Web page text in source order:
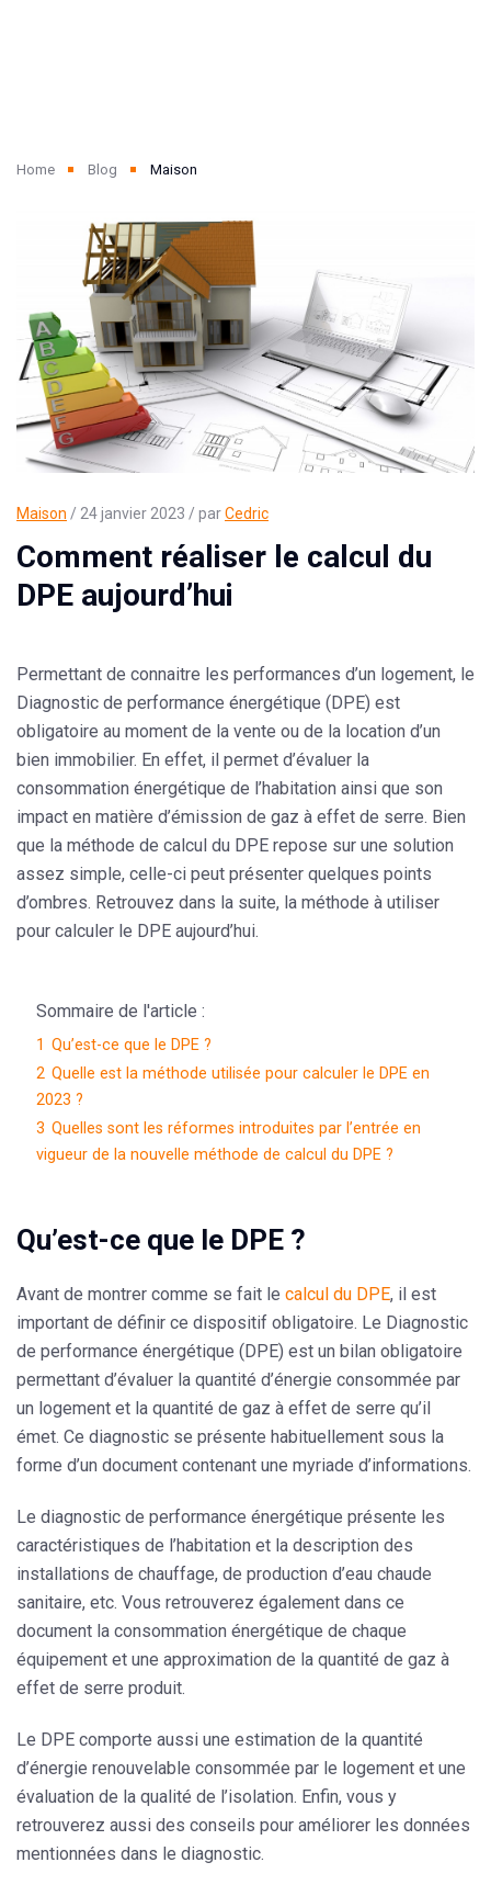
Home Blog Maison
Maison / 24 janvier 2023 / parCedric
Comment réaliser le calcul du
DPE aujourd’hui
Permettant de connaitre les performances d’un logement, le
Diagnostic de performance énergétique (DPE) est
obligatoire au moment de la vente ou de la location d’un
bien immobilier. En effet, il permet d’évaluer la
consommation énergétique de l’habitation ainsi que son
impact en matière d’émission de gaz à effet de serre. Bien
que la méthode de calcul du DPE repose sur une solution
assez simple, celle-ci peut présenter quelques points
d’ombres. Retrouvez dans la suite, la méthode à utiliser
pour calculer le DPE aujourd’hui.
Sommaire de l'article :
1 Qu’est-ce que le DPE ?
2 Quelle est la méthode utilisée pour calculer le DPE en
2023 ?
3 Quelles sont les réformes introduites par l’entrée en
vigueur de la nouvelle méthode de calcul du DPE ?
Qu’est-ce que le DPE ?
Avant de montrer comme se fait le calcul du DPE, il est
important de définir ce dispositif obligatoire. Le Diagnostic
de performance énergétique (DPE) est un bilan obligatoire
permettant d’évaluer la quantité d’énergie consommée par
un logement et la quantité de gaz à effet de serre qu’il
émet. Ce diagnostic se présente habituellement sous la
forme d’un document contenant une myriade d’informations.
Le diagnostic de performance énergétique présente les
caractéristiques de l’habitation et la description des
installations de chauffage, de production d’eau chaude
sanitaire, etc. Vous retrouverez également dans ce
document la consommation énergétique de chaque
équipement et une approximation de la quantité de gaz à
effet de serre produit.
Le DPE comporte aussi une estimation de la quantité
d’énergie renouvelable consommée par le logement et une
évaluation de la qualité de l’isolation. Enfin, vous y
retrouverez aussi des conseils pour améliorer les données
mentionnées dans le diagnostic.